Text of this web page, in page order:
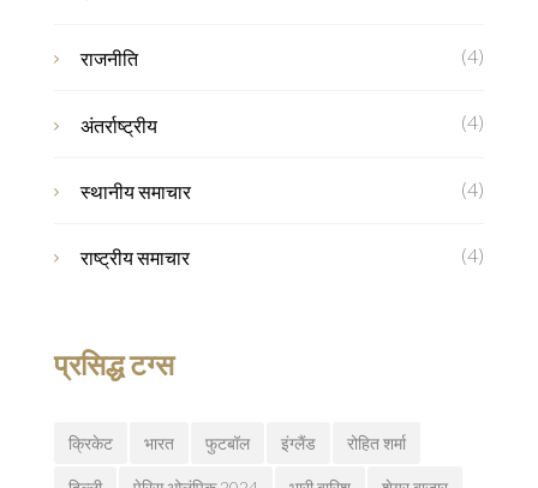
राजनीति (4)
अंतर्राष्ट्रीय (4)
स्थानीय समाचार (4)
राष्ट्रीय समाचार (4)
प्रसिद्ध टग्स
क्रिकेट भारत फुटबॉल इंग्लैंड रोहित शर्मा